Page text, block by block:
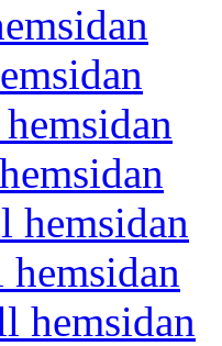
hemsidan
hemsidan